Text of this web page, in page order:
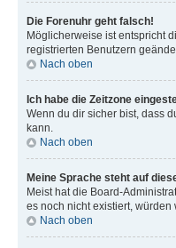
Die Forenuhr geht falsch!
Möglicherweise ist entspricht
registrierten Benutzern
Nach oben
Ich habe die Zeitzone
Wenn du dir sicher bist, dass
kann.
Nach oben
Meine Sprache steht auf
Meist hat die Board-
es noch nicht existiert,
Nach oben